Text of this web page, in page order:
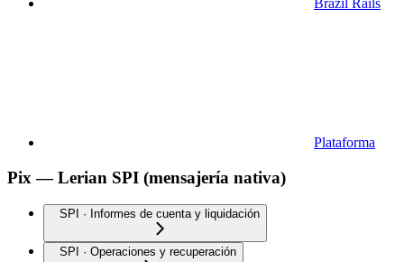
Plataforma
Pix — Lerian SPI (mensajería nativa)
SPI · Informes de cuenta y liquidación
SPI · Operaciones y recuperación